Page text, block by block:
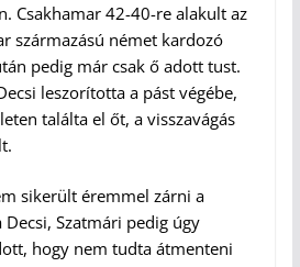
Csakhamar 42-40-re alakult az
származású német kardozó
pedig már csak ő adott tust.
leszorította a pást végébe,
találta el őt, a visszavágás
sikerült éremmel zárni a
Szatmári pedig úgy
hogy nem tudta átmenteni